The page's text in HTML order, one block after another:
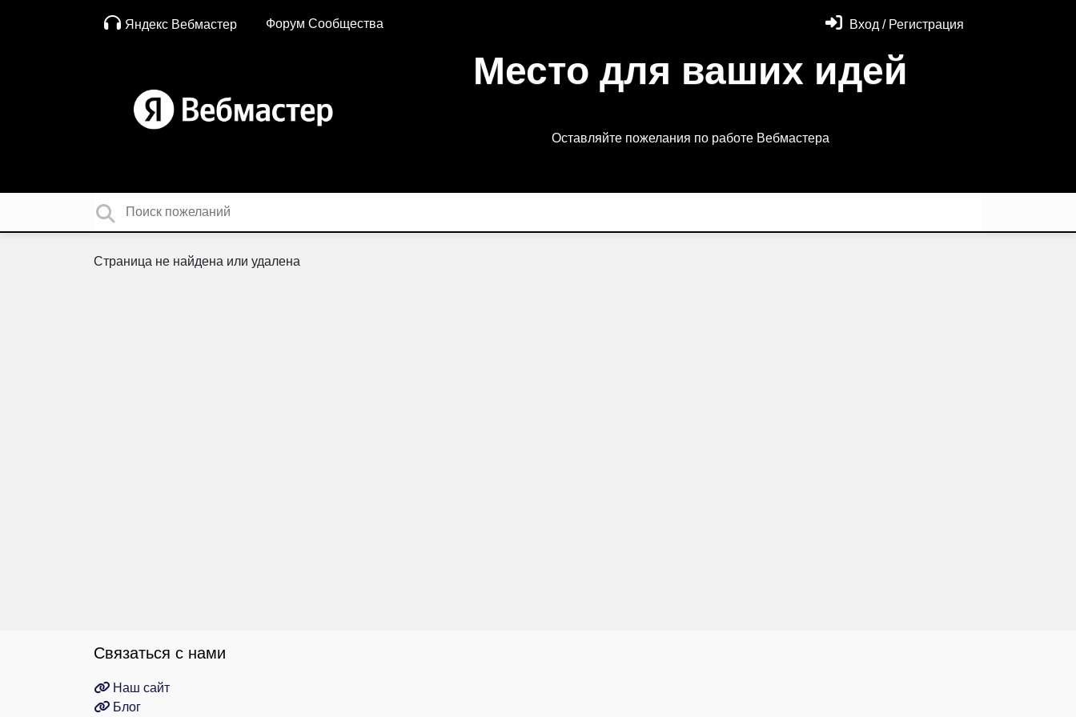
Яндекс Вебмастер Форум Сообщества Вход / Регистрация
Место для ваших идей
Оставляйте пожелания по работе Вебмастера
Страница не найдена или удалена
Связаться с нами
Наш сайт
Блог